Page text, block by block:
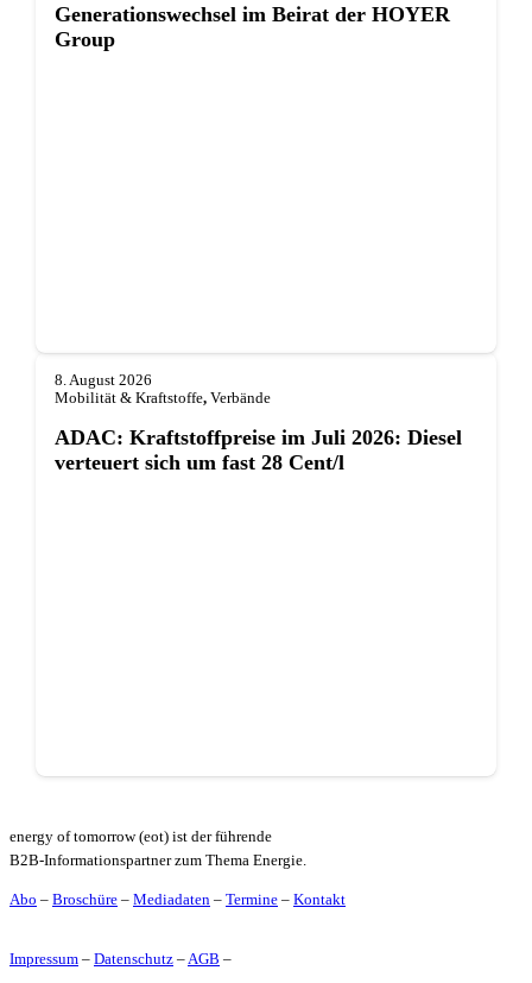
Generationswechsel im Beirat der HOYER
Group
8. August 2026
Mobilität & Kraftstoffe, Verbände
ADAC: Kraftstoffpreise im Juli 2026: Diesel
verteuert sich um fast 28 Cent/l
energy of tomorrow (eot) ist der führende
B2B-Informationspartner zum Thema Energie.
Abo – Broschüre – Mediadaten – Termine – Kontakt
Impressum – Datenschutz –AGB –